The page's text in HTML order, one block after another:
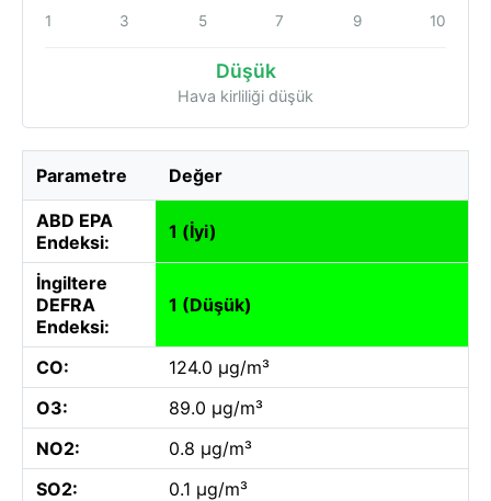
1 3 5 7 9 10
Düşük
Hava kirliliği düşük
Parametre Değer
ABD EPA
Endeksi:
1 (İyi)
İngiltere
DEFRA
Endeksi:
1 (Düşük)
CO:
124.0 µg/m³
O3:
89.0 µg/m³
NO2:
0.8 µg/m³
SO2:
0.1 µg/m³